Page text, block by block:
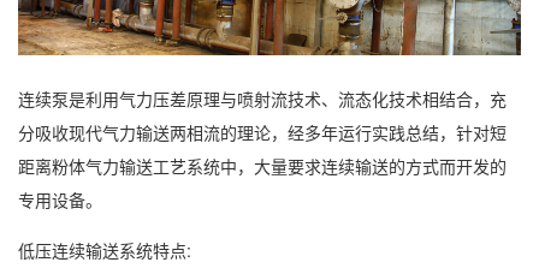
连续泵是利用气力压差原理与喷射流技术、流态化技术相结合，充
分吸收现代气力输送两相流的理论，经多年运行实践总结，针对短
距离粉体气力输送工艺系统中，大量要求连续输送的方式而开发的
专用设备。
低压连续输送系统特点: